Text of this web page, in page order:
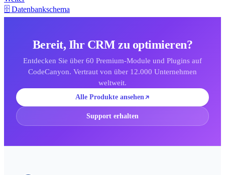
🗄️ Datenbankschema
Bereit, Ihr CRM zu optimieren?
Entdecken Sie über 60 Premium-Module und Plugins auf
CodeCanyon. Vertraut von über 12.000 Unternehmen
weltweit.
Alle Produkte ansehen
Support erhalten